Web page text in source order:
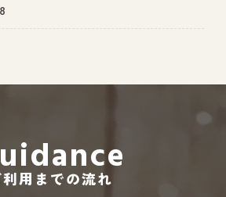
事業所紹介動画
利用までの流れ